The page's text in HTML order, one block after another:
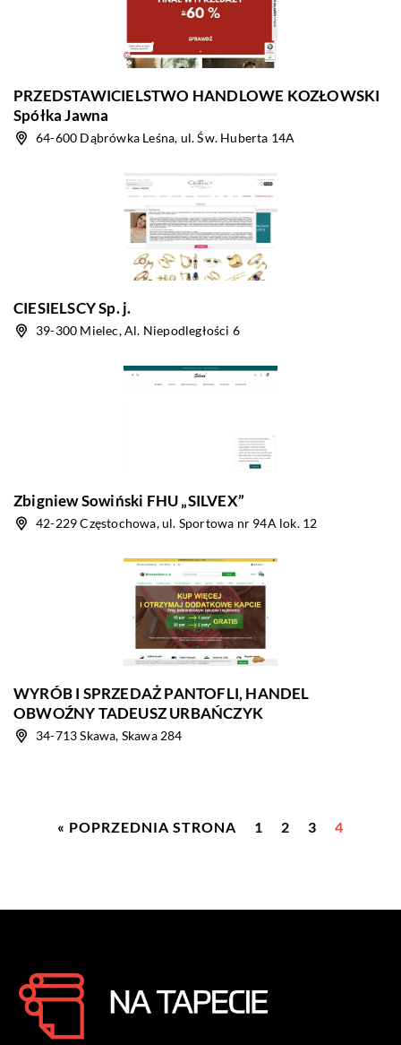
PRZEDSTAWICIELSTWO HANDLOWE KOZŁOWSKI
Spółka Jawna
64-600 Dąbrówka Leśna, ul. Św. Huberta 14A
CIESIELSCY Sp. j.
39-300 Mielec, Al. Niepodległości 6
Zbigniew Sowiński FHU „SILVEX”
42-229 Częstochowa, ul. Sportowa nr 94A lok. 12
WYRÓB I SPRZEDAŻ PANTOFLI, HANDEL
OBWOŹNY TADEUSZ URBAŃCZYK
34-713 Skawa, Skawa 284
« POPRZEDNIA STRONA 1 2 3 4